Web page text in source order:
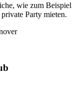
wie zum Beispiel
Party mieten.